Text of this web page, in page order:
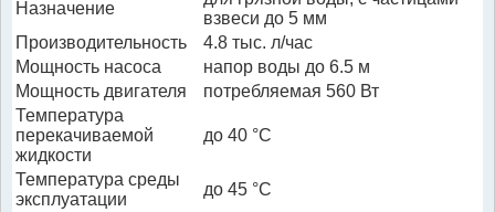
Назначение
взвеси до 5 мм
Производительность
4.8 тыс. л/час
Мощность насоса
напор воды до 6.5 м
Мощность двигателя
потребляемая 560 Вт
Температура
перекачиваемой
жидкости
до 40 °С
Температура среды
эксплуатации
до 45 °С